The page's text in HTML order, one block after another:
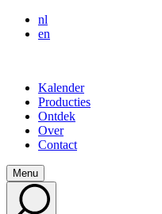
nl
en
Kalender
Producties
Ontdek
Over
Contact
Menu